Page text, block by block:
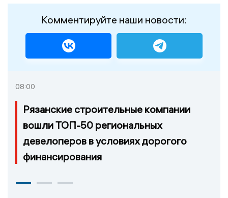
Комментируйте наши новости:
08:00
Рязанские строительные компании
вошли ТОП-50 региональных
девелоперов в условиях дорогого
финансирования